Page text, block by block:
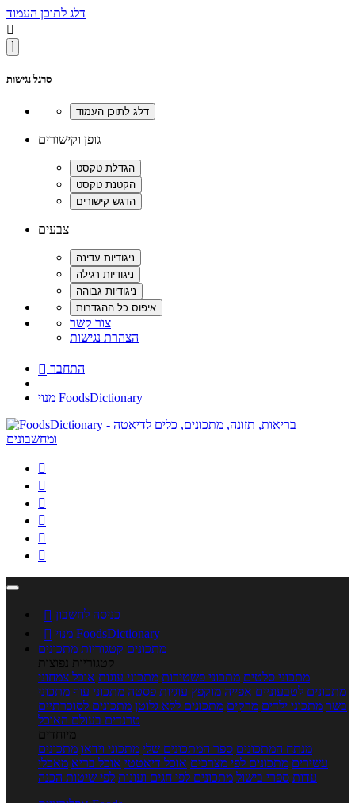
דלג לתוכן העמוד

סרגל נגישות
גופן וקישורים
צבעים
צור קשר
הצהרת נגישות
 התחבר
מנוי FoodsDictionary






 כניסה לחשבון

מנוי FoodsDictionary
מתכונים קטגוריות מתכונים
קטגוריות נפוצות
מתכוני סלטים מתכוני פשטידות מתכוני עוגות אוכל צמחוני
מתכונים לטבעוניים אפייה מוקפץ עוגיות פסטה מתכוני עוף מתכוני
בשר מתכוני ילדים מרקים מתכונים ללא גלוטן מתכונים לסוכרתיים
טרנדים בעולם האוכל
מיוחדים
מנתח המתכונים ספר המתכונים שלי מתכוני וידאו מתכונים
עשירים מתכונים לפי מצרכים אוכל דיאטטי אוכל בריא מאכלי
עדות ספרי בישול מתכונים לפי חגים ועונות לפי שיטות הכנה